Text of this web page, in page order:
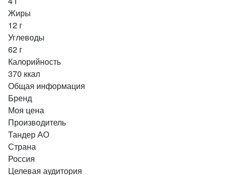
Жиры
12 г
Углеводы
62 г
Калорийность
370 ккал
Общая информация
Бренд
Моя цена
Производитель
Тандер АО
Страна
Россия
Целевая аудитория